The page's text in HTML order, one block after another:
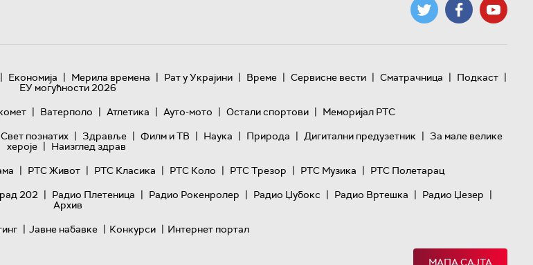
| Економија | Мерила времена | Рат у Украјини | Време | Сервисне вести | Сматрачница | Подкаст |
ЕУ могућности 2026
| Ватерполо | Атлетика | Ауто-мото | Остали спортови | Меморијал РТС
Свет познатих | Здравље | Филм и ТВ | Наука | Природа | Дигитални предузетник | За мале велике
хероје | Наизглед здрав
| РТС Живот | РТС Класика | РТС Коло | РТС Трезор | РТС Музика | РТС Полетарац
202 | Радио Плетеница | Радио Рокенролер | Радио Џубокс | Радио Вртешка | Радио Џезер |
Архив
| Јавне набавке | Конкурси | Интернет портал
МАПА САЈТА